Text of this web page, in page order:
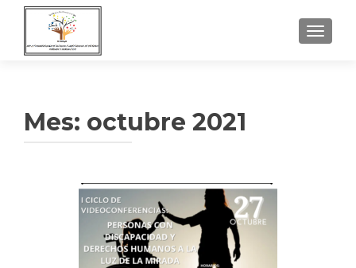
Mes: octubre 2021